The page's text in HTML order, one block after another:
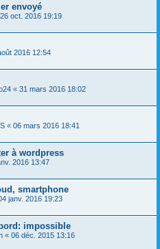
envoyé
26 oct. 2016 19:19
2016 12:54
« 31 mars 2016 18:02
« 06 mars 2016 18:41
à wordpress
2016 13:47
smartphone
janv. 2016 19:23
impossible
« 06 déc. 2015 13:16